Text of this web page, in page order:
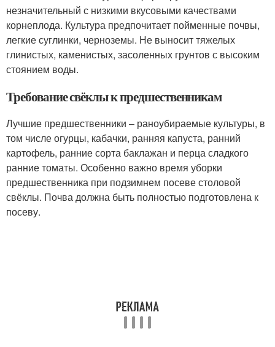
незначительный с низкими вкусовыми качествами
корнеплода. Культура предпочитает пойменные почвы,
легкие суглинки, черноземы. Не выносит тяжелых
глинистых, каменистых, засоленных грунтов с высоким
стоянием воды.
Требование свёклы к предшественникам
Лучшие предшественники – раноубираемые культуры, в
том числе огурцы, кабачки, ранняя капуста, ранний
картофель, ранние сорта баклажан и перца сладкого
ранние томаты. Особенно важно время уборки
предшественника при подзимнем посеве столовой
свёклы. Почва должна быть полностью подготовлена к
посеву.